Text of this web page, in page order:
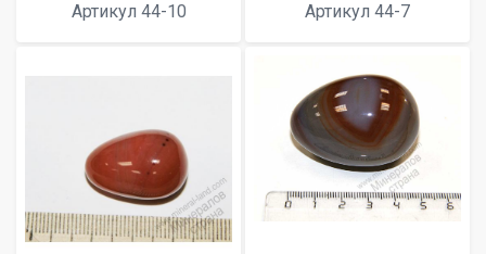
Артикул 44-10 Артикул 44-7